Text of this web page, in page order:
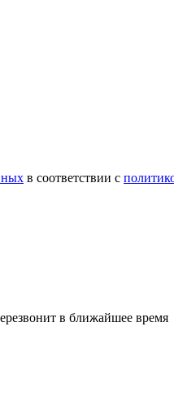
в соответствии с
в ближайшее время